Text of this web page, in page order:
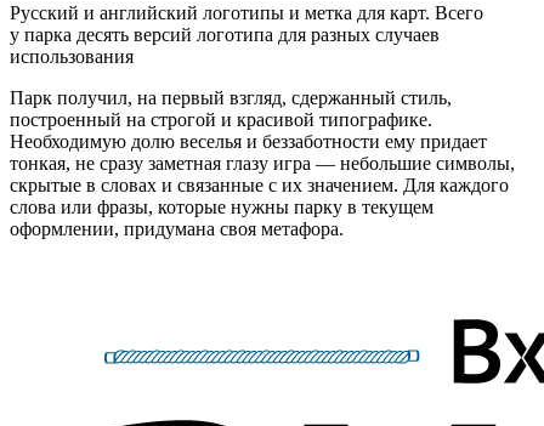
Русский и английский логотипы и метка для карт. Всего
у парка десять версий логотипа для разных случаев
использования
Парк получил, на первый взгляд, сдержанный стиль,
построенный на строгой и красивой типографике.
Необходимую долю веселья и беззаботности ему придает
тонкая, не сразу заметная глазу игра — небольшие символы,
скрытые в словах и связанные с их значением. Для каждого
слова или фразы, которые нужны парку в текущем
оформлении, придумана своя метафора.